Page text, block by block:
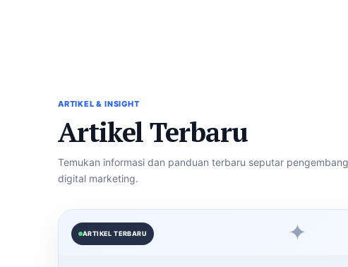
ARTIKEL & INSIGHT
Artikel Terbaru
Temukan informasi dan panduan terbaru seputar
digital marketing.
ARTIKEL TERBARU ✦